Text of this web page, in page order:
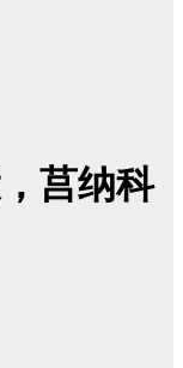
莒纳科